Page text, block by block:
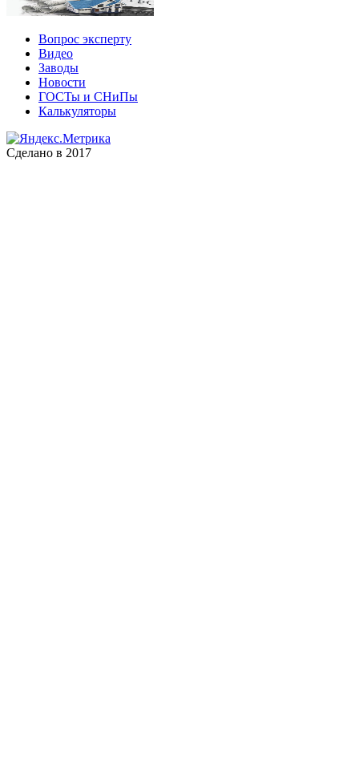
Вопрос эксперту
Видео
Заводы
Новости
ГОСТы и СНиПы
Калькуляторы
Сделано в 2017